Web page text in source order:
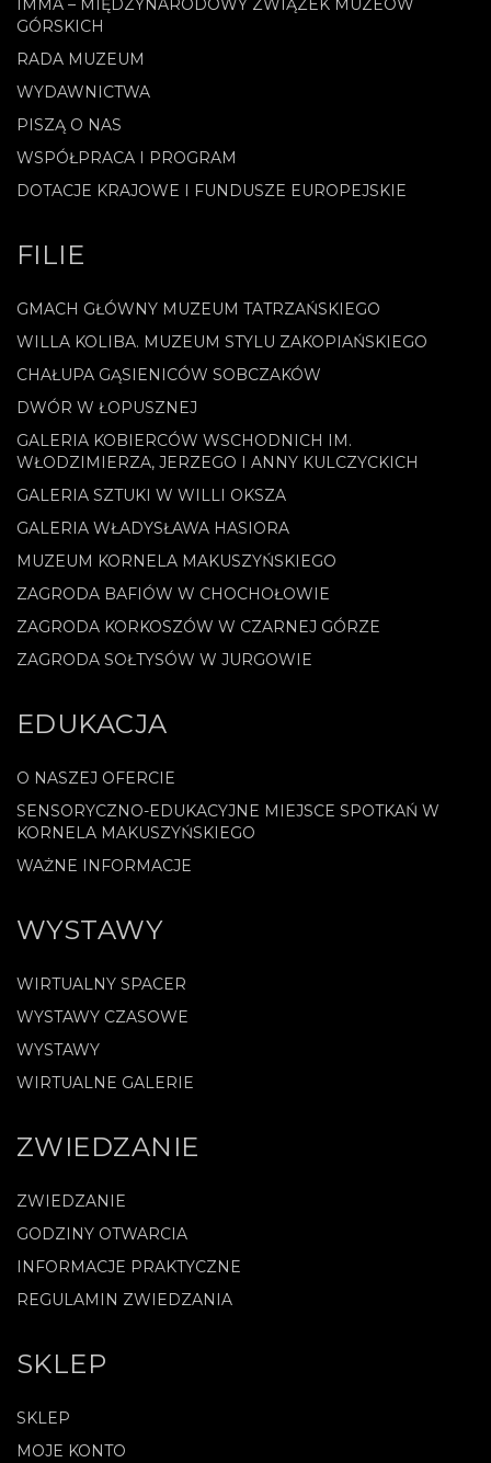
IMMA – MIĘDZYNARODOWY ZWIĄZEK MUZEÓW
GÓRSKICH
RADA MUZEUM
WYDAWNICTWA
PISZĄ O NAS
WSPÓŁPRACA I PROGRAM
DOTACJE KRAJOWE I FUNDUSZE EUROPEJSKIE
FILIE
GMACH GŁÓWNY MUZEUM TATRZAŃSKIEGO
WILLA KOLIBA. MUZEUM STYLU ZAKOPIAŃSKIEGO
CHAŁUPA GĄSIENICÓW SOBCZAKÓW
DWÓR W ŁOPUSZNEJ
GALERIA KOBIERCÓW WSCHODNICH IM.
WŁODZIMIERZA, JERZEGO I ANNY KULCZYCKICH
GALERIA SZTUKI W WILLI OKSZA
GALERIA WŁADYSŁAWA HASIORA
MUZEUM KORNELA MAKUSZYŃSKIEGO
ZAGRODA BAFIÓW W CHOCHOŁOWIE
ZAGRODA KORKOSZÓW W CZARNEJ GÓRZE
ZAGRODA SOŁTYSÓW W JURGOWIE
EDUKACJA
O NASZEJ OFERCIE
SENSORYCZNO-EDUKACYJNE MIEJSCE SPOTKAŃ W
KORNELA MAKUSZYŃSKIEGO
WAŻNE INFORMACJE
WYSTAWY
WIRTUALNY SPACER
WYSTAWY CZASOWE
WYSTAWY
WIRTUALNE GALERIE
ZWIEDZANIE
ZWIEDZANIE
GODZINY OTWARCIA
INFORMACJE PRAKTYCZNE
REGULAMIN ZWIEDZANIA
SKLEP
SKLEP
MOJE KONTO